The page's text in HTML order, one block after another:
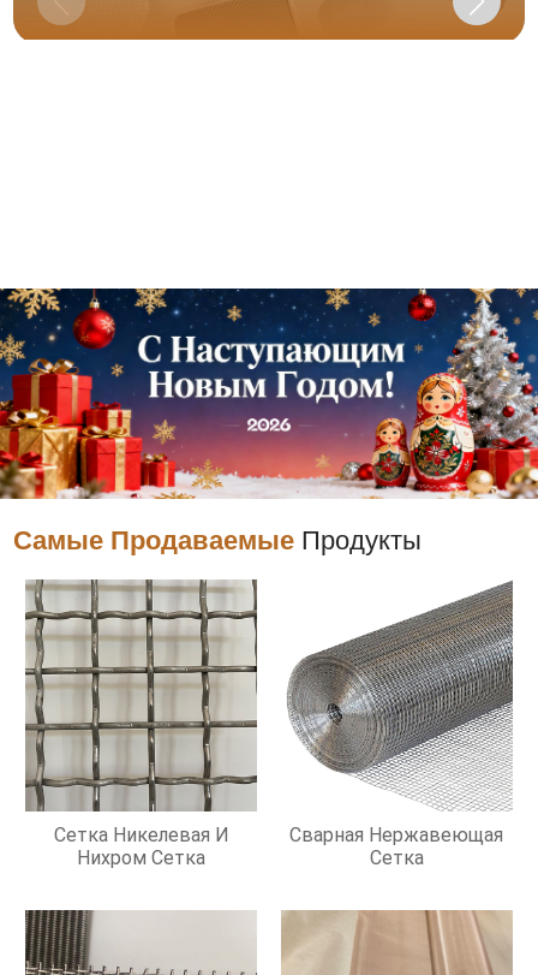
Самые Продаваемые Продукты
Сетка Никелевая И
Нихром Сетка
Сварная Нержавеющая
Сетка